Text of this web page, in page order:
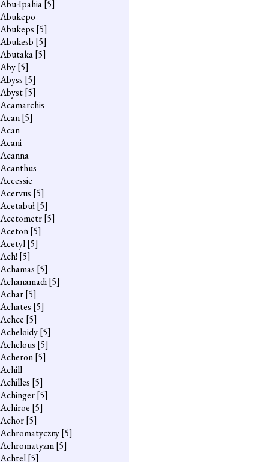
Abu-Ipahia[5]
Abukepo
Abukeps [5]
Abukesb [5]
Abutaka[5]
Aby[5]
Abyss [5]
Abyst[5]
Acamarchis
Acan[5]
Acan
Acani
Acanna
Acanthus
Accessie
Acervus [5]
Acetabuł[5]
Acetometr[5]
Aceton[5]
Acetyl[5]
Ach! [5]
Achamas [5]
Achanamadi[5]
Achar[5]
Achates [5]
Achce [5]
Acheloidy[5]
Achelous [5]
Acheron[5]
Achill
Achilles [5]
Achinger[5]
Achiroe [5]
Achor[5]
Achromatyczny[5]
Achromatyzm[5]
Achtel[5]